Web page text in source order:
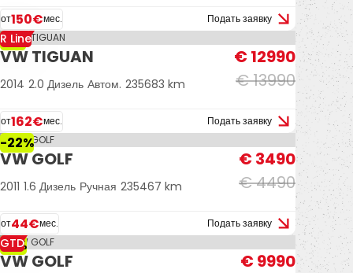
от150€мес. Подать заявку
-7%
R Line
VW TIGUAN
€ 13990
€ 12990
2014 2.0 Дизель Автом. 235683 km
от162€мес. Подать заявку
-22%
VW GOLF
€ 4490
€ 3490
2011 1.6 Дизель Ручная 235467 km
от44€мес. Подать заявку
-9%
GTD
VW GOLF
€ 9990